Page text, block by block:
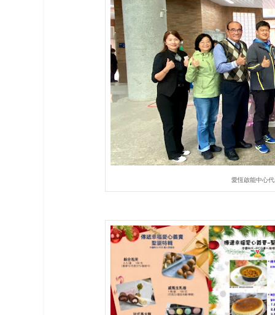
愛恆啟能中心